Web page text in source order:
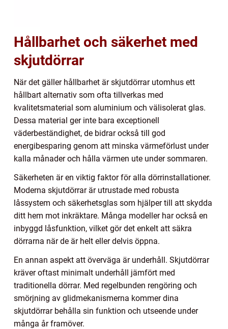
Hållbarhet och säkerhet med
skjutdörrar
När det gäller hållbarhet är skjutdörrar utomhus ett
hållbart alternativ som ofta tillverkas med
kvalitetsmaterial som aluminium och välisolerat glas.
Dessa material ger inte bara exceptionell
väderbeständighet, de bidrar också till god
energibesparing genom att minska värmeförlust under
kalla månader och hålla värmen ute under sommaren.
Säkerheten är en viktig faktor för alla dörrinstallationer.
Moderna skjutdörrar är utrustade med robusta
låssystem och säkerhetsglas som hjälper till att skydda
ditt hem mot inkräktare. Många modeller har också en
inbyggd låsfunktion, vilket gör det enkelt att säkra
dörrarna när de är helt eller delvis öppna.
En annan aspekt att överväga är underhåll. Skjutdörrar
kräver oftast minimalt underhåll jämfört med
traditionella dörrar. Med regelbunden rengöring och
smörjning av glidmekanismerna kommer dina
skjutdörrar behålla sin funktion och utseende under
många år framöver.